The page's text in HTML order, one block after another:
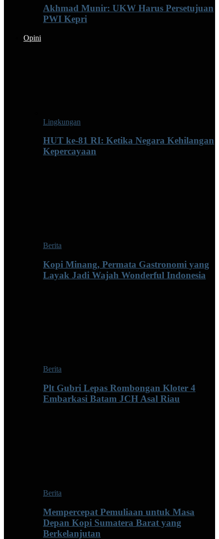
Akhmad Munir: UKW Harus Persetujuan
PWI Kepri
Opini
Lingkungan
HUT ke-81 RI: Ketika Negara Kehilangan
Kepercayaan
Berita
Kopi Minang, Permata Gastronomi yang
Layak Jadi Wajah Wonderful Indonesia
Berita
Plt Gubri Lepas Rombongan Kloter 4
Embarkasi Batam JCH Asal Riau
Berita
Mempercepat Pemuliaan untuk Masa
Depan Kopi Sumatera Barat yang
Berkelanjutan